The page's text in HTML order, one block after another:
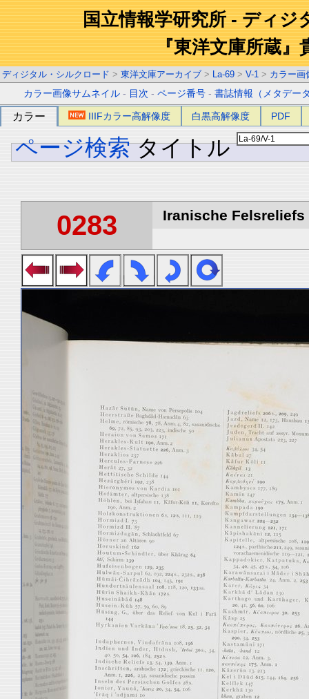
国立情報学研究所 - ディジ
『東洋文庫所蔵』
ディジタル・シルクロード > 東洋文庫アーカイブ > La-69 > V-1 > カラー画
カラー画像サムネイル - 目次 -ページ番号 -書誌情報（メタデー
カラー IIIFカラー高解像度 白黒高解像度 PDF
ページ検索 タイトル
0283 Iranische Felsreliefs